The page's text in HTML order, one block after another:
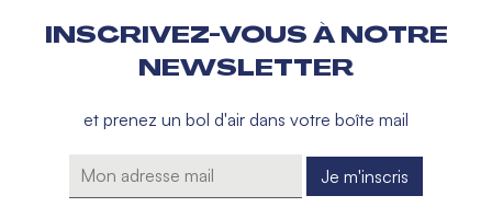
INSCRIVEZ-VOUS À NOTRE
NEWSLETTER
et prenez un bol d'air dans votre boîte mail